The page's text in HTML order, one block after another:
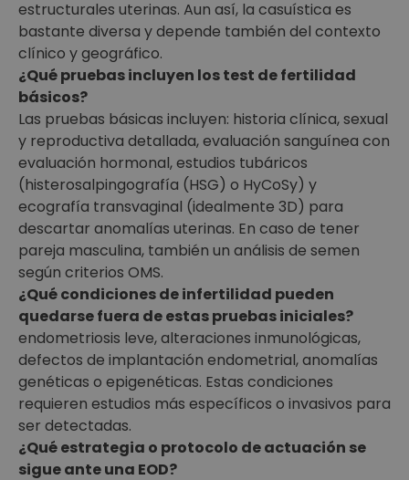
estructurales uterinas. Aun así, la casuística es
bastante diversa y depende también del contexto
clínico y geográfico.
¿Qué pruebas incluyen los test de fertilidad
básicos?
Las pruebas básicas incluyen: historia clínica, sexual
y reproductiva detallada, evaluación sanguínea con
evaluación hormonal, estudios tubáricos
(histerosalpingografía (HSG) o HyCoSy) y
ecografía transvaginal (idealmente 3D) para
descartar anomalías uterinas. En caso de tener
pareja masculina, también un análisis de semen
según criterios OMS.
¿Qué condiciones de infertilidad pueden
quedarse fuera de estas pruebas iniciales?
endometriosis leve, alteraciones inmunológicas,
defectos de implantación endometrial, anomalías
genéticas o epigenéticas. Estas condiciones
requieren estudios más específicos o invasivos para
ser detectadas.
¿Qué estrategia o protocolo de actuación se
sigue ante una EOD?